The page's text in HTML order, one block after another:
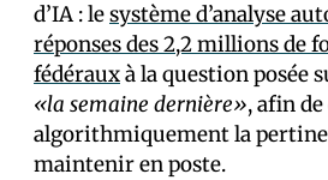
d’IA : lesystème d’analyse
réponses des 2,2 millions de
fédérauxà la question posée
«la semaine dernière», afin
algorithmiquement la
maintenir en poste.